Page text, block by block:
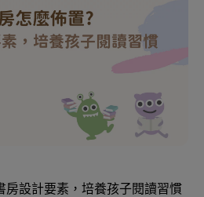
房設計要素，培養孩子閱讀習慣